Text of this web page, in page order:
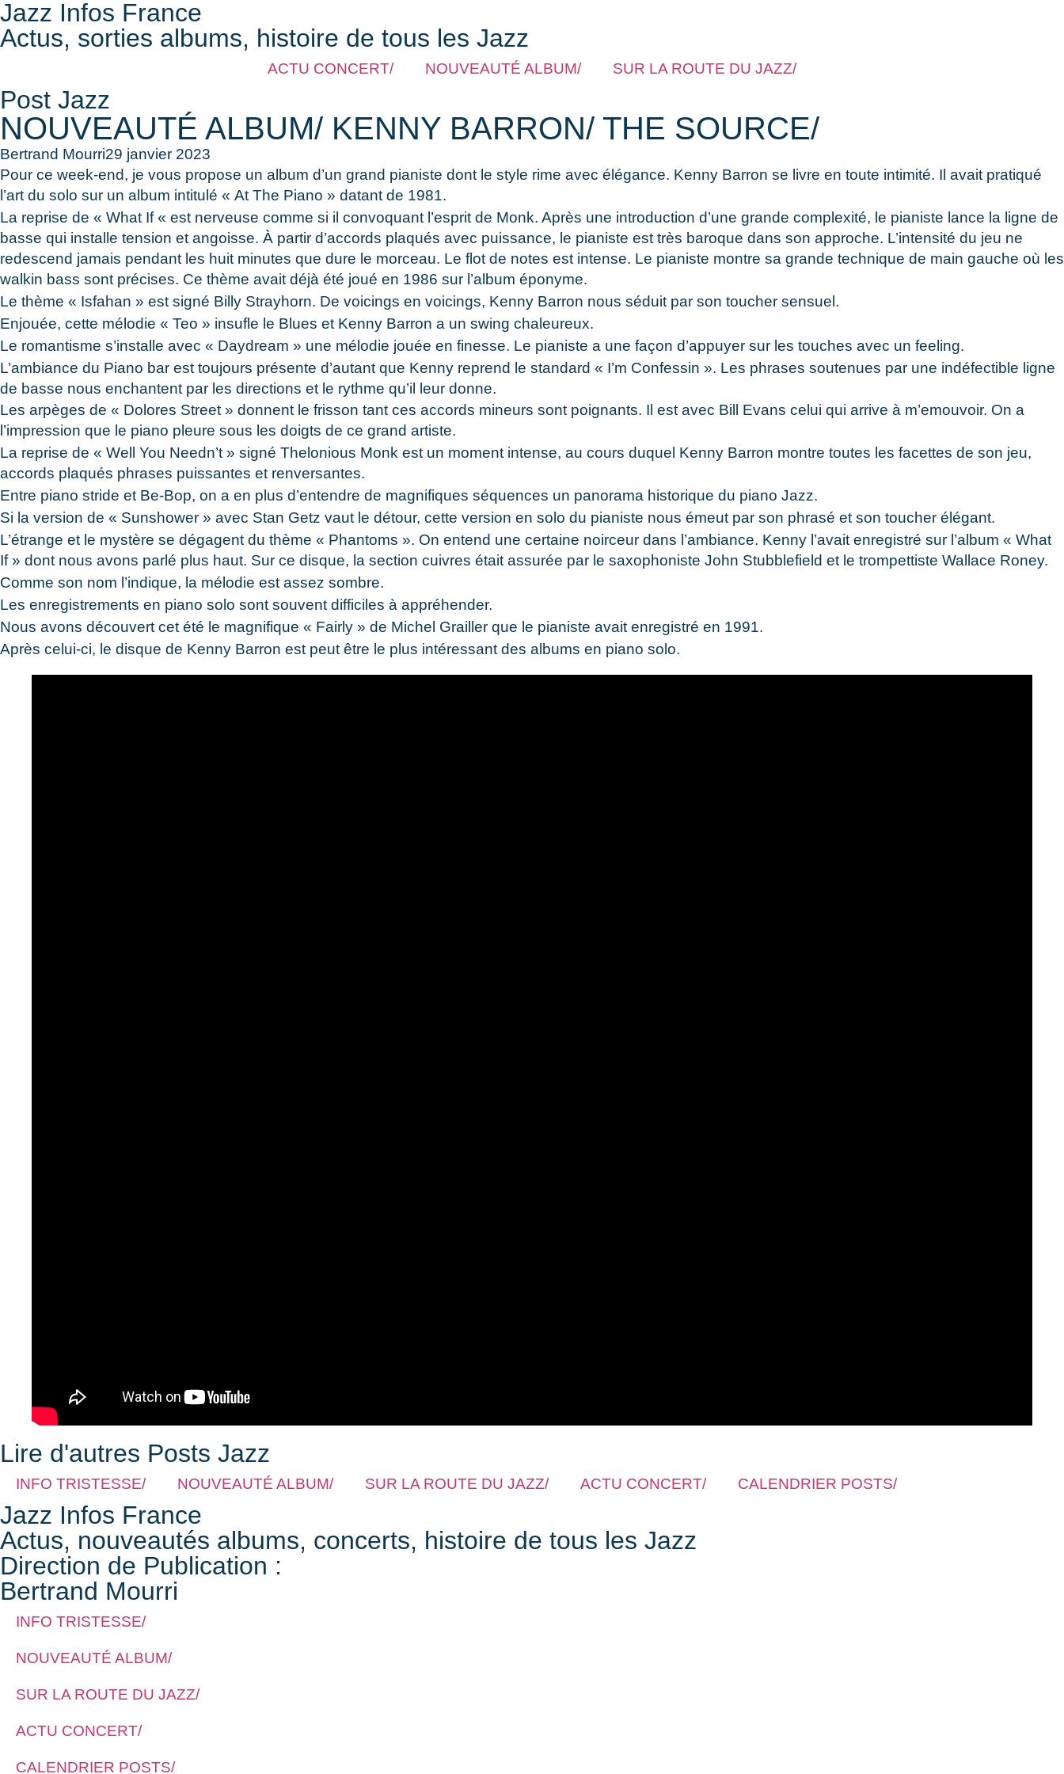
Jazz Infos France
Actus, sorties albums, histoire de tous les Jazz
ACTU CONCERT/ NOUVEAUTÉ ALBUM/ SUR LA ROUTE DU JAZZ/
Post Jazz
NOUVEAUTÉ ALBUM/ KENNY BARRON/ THE SOURCE/
Bertrand Mourri29 janvier 2023
Pour ce week-end, je vous propose un album d’un grand pianiste dont le style rime avec élégance. Kenny Barron se livre en toute intimité. Il avait pratiqué
l’art du solo sur un album intitulé « At The Piano » datant de 1981.
La reprise de « What If « est nerveuse comme si il convoquant l’esprit de Monk. Après une introduction d’une grande complexité, le pianiste lance la ligne de
basse qui installe tension et angoisse. À partir d’accords plaqués avec puissance, le pianiste est très baroque dans son approche. L’intensité du jeu ne
redescend jamais pendant les huit minutes que dure le morceau. Le flot de notes est intense. Le pianiste montre sa grande technique de main gauche où les
walkin bass sont précises. Ce thème avait déjà été joué en 1986 sur l’album éponyme.
Le thème « Isfahan » est signé Billy Strayhorn. De voicings en voicings, Kenny Barron nous séduit par son toucher sensuel.
Enjouée, cette mélodie « Teo » insufle le Blues et Kenny Barron a un swing chaleureux.
Le romantisme s’installe avec « Daydream » une mélodie jouée en finesse. Le pianiste a une façon d’appuyer sur les touches avec un feeling.
L’ambiance du Piano bar est toujours présente d’autant que Kenny reprend le standard « I’m Confessin ». Les phrases soutenues par une indéfectible ligne
de basse nous enchantent par les directions et le rythme qu’il leur donne.
Les arpèges de « Dolores Street » donnent le frisson tant ces accords mineurs sont poignants. Il est avec Bill Evans celui qui arrive à m’emouvoir. On a
l’impression que le piano pleure sous les doigts de ce grand artiste.
La reprise de « Well You Needn’t » signé Thelonious Monk est un moment intense, au cours duquel Kenny Barron montre toutes les facettes de son jeu,
accords plaqués phrases puissantes et renversantes.
Entre piano stride et Be-Bop, on a en plus d’entendre de magnifiques séquences un panorama historique du piano Jazz.
Si la version de « Sunshower » avec Stan Getz vaut le détour, cette version en solo du pianiste nous émeut par son phrasé et son toucher élégant.
L’étrange et le mystère se dégagent du thème « Phantoms ». On entend une certaine noirceur dans l’ambiance. Kenny l’avait enregistré sur l’album « What
If » dont nous avons parlé plus haut. Sur ce disque, la section cuivres était assurée par le saxophoniste John Stubblefield et le trompettiste Wallace Roney.
Comme son nom l’indique, la mélodie est assez sombre.
Les enregistrements en piano solo sont souvent difficiles à appréhender.
Nous avons découvert cet été le magnifique « Fairly » de Michel Grailler que le pianiste avait enregistré en 1991.
Après celui-ci, le disque de Kenny Barron est peut être le plus intéressant des albums en piano solo.
Lire d'autres Posts Jazz
INFO TRISTESSE/ NOUVEAUTÉ ALBUM/ SUR LA ROUTE DU JAZZ/ ACTU CONCERT/ CALENDRIER POSTS/
Jazz Infos France
Actus, nouveautés albums, concerts, histoire de tous les Jazz
Direction de Publication :
Bertrand Mourri
INFO TRISTESSE/
NOUVEAUTÉ ALBUM/
SUR LA ROUTE DU JAZZ/
ACTU CONCERT/
CALENDRIER POSTS/